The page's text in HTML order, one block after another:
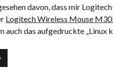
davon, dass mir
Logitech Wireless Mouse
auch das aufgedruckte „Linux